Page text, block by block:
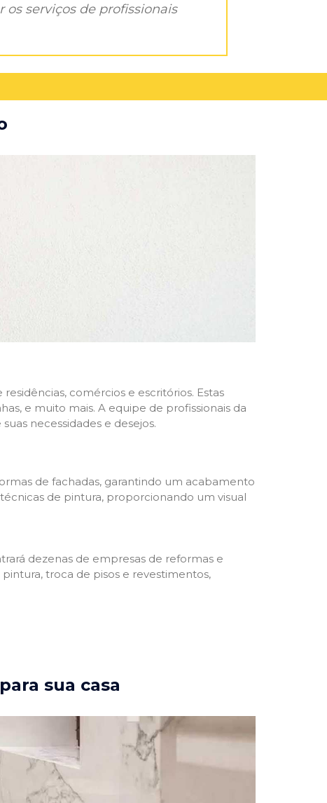
serviços de profissionais
comércios e escritórios. Estas
e muito mais. A equipe de profissionais da
necessidades e desejos.
de fachadas, garantindo um acabamento
de pintura, proporcionando um visual
dezenas de empresas de reformas e
troca de pisos e revestimentos,
sua casa